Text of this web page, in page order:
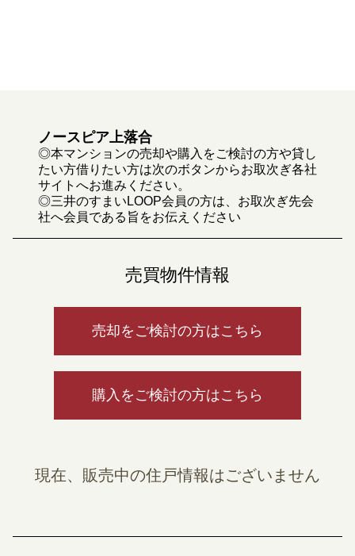
ノースピア上落合
◎本マンションの売却や購入をご検討の方や貸し
たい方借りたい方は次のボタンからお取次ぎ各社
サイトへお進みください。
◎三井のすまいLOOP会員の方は、お取次ぎ先会
社へ会員である旨をお伝えください
売買物件情報
売却をご検討の方はこちら
購入をご検討の方はこちら
現在、販売中の住戸情報はございません